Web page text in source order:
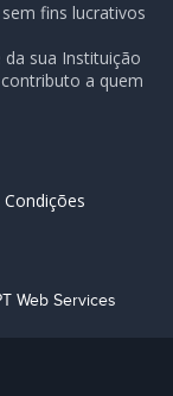
sem fins lucrativos
sua Instituição
a quem
Web Services